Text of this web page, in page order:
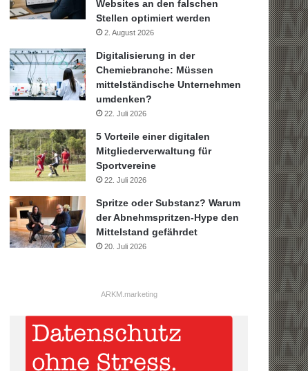
Websites an den falschen
Stellen optimiert werden
2. August 2026
Digitalisierung in der
Chemiebranche: Müssen
mittelständische Unternehmen
umdenken?
22. Juli 2026
5 Vorteile einer digitalen
Mitgliederverwaltung für
Sportvereine
22. Juli 2026
Spritze oder Substanz? Warum
der Abnehmspritzen-Hype den
Mittelstand gefährdet
20. Juli 2026
ARKM.marketing